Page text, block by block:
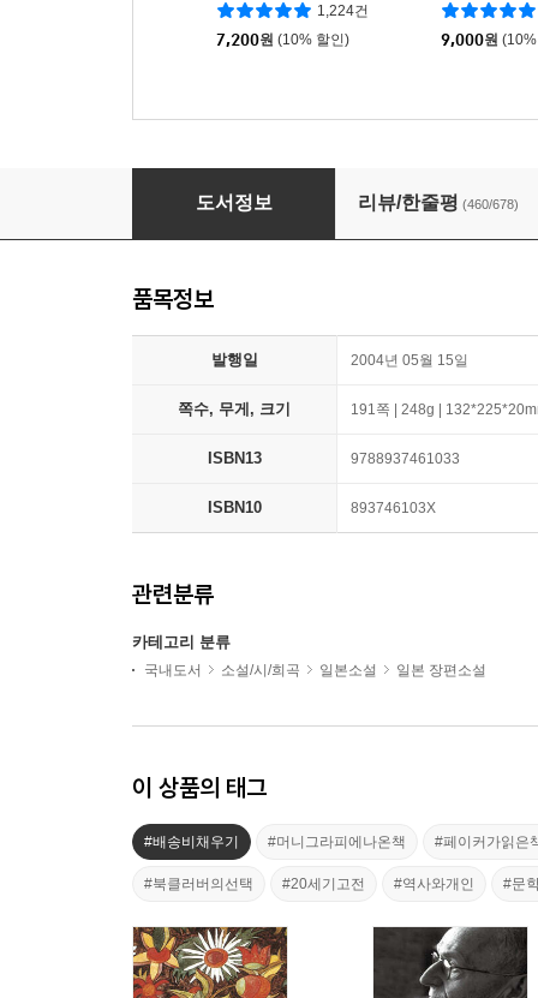
1,224건
7,200원 (10% 할인) 9,000원
인간 실격
도서정보 리뷰/한줄평 (460/678)
품목정보
발행일 2004년 05월 15일
쪽수, 무게, 크기 191쪽 | 248g |
ISBN13 9788937461033
ISBN10 893746103X
관련분류
카테고리 분류
국내도서 소설/시/희곡 일본소설 일본 장편소설
이 상품의 태그
#배송비채우기 #머니그라피에나온책 #페이커가읽은
#북클러버의선택 #20세기고전 #역사와개인 #문